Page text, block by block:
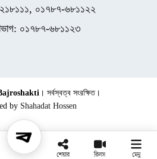
০১৭৮৭-৬৮১১২২
০১৭৮৭-৬৮১১২৩
। সর্বস্বত্ব সংরক্ষিত।
by Shahadat Hossen
শেয়ার রিলস মেনু